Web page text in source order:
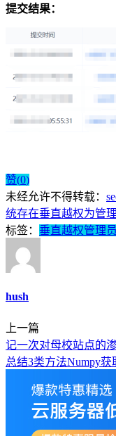
提交结果：
赞(0)
未经允许不得转载：
统存在垂直越权为管
标签： 垂直越权管理
hush
上一篇
记一次对母校站点的
总结3类方法Numpy